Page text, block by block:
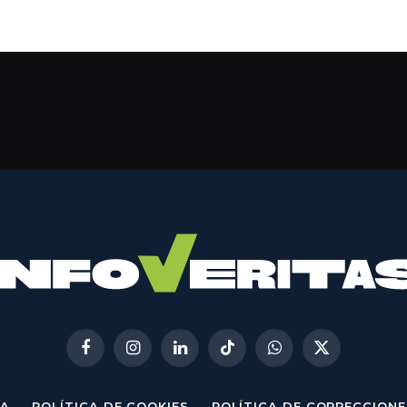
FacebookInstagramLinkedInTikTokWhatsApp
X
(Twitter)